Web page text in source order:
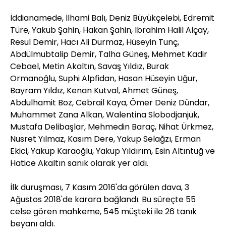
İddianamede, İlhami Balı, Deniz Büyükçelebi, Edremit
Türe, Yakub Şahin, Hakan Şahin, İbrahim Halil Alçay,
Resul Demir, Hacı Ali Durmaz, Hüseyin Tunç,
Abdülmubtalip Demir, Talha Güneş, Mehmet Kadir
Cebael, Metin Akaltın, Savaş Yıldız, Burak
Ormanoğlu, Suphi Alpfidan, Hasan Hüseyin Uğur,
Bayram Yıldız, Kenan Kutval, Ahmet Güneş,
Abdulhamit Boz, Cebrail Kaya, Ömer Deniz Dündar,
Muhammet Zana Alkan, Walentina Slobodjanjuk,
Mustafa Delibaşlar, Mehmedin Baraç, Nihat Ürkmez,
Nusret Yılmaz, Kasım Dere, Yakup Selağzı, Erman
Ekici, Yakup Karaoğlu, Yakup Yıldırım, Esin Altıntuğ ve
Hatice Akaltın sanık olarak yer aldı.
İlk duruşması, 7 Kasım 2016'da görülen dava, 3
Ağustos 2018'de karara bağlandı. Bu süreçte 55
celse gören mahkeme, 545 müşteki ile 26 tanık
beyanı aldı.